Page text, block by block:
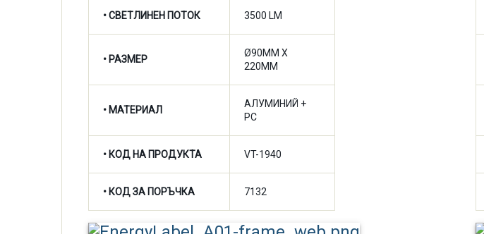
•СВЕТЛИНЕН ПОТОК 3500 LM
• РАЗМЕР
Ø90MM X
220MM
• МАТЕРИАЛ
АЛУМИНИЙ +
PC
• КОД НА ПРОДУКТА VT-1940
• КОД ЗА ПОРЪЧКА 7132